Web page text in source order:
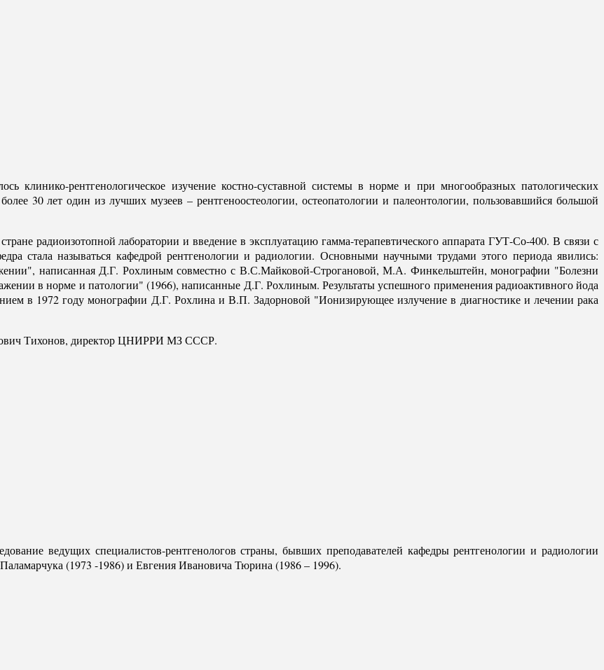
клинико-рентгенологическое изучение костно-суставной системы в норме и при многообразных патологических
30 лет один из лучших музеев – рентгеноостеологии, остеопатологии и палеонтологии, пользовавшийся большой
радиоизотопной лаборатории и введение в эксплуатацию гамма-терапевтического аппарата ГУТ-Со-400. В связи с
стала называться кафедрой рентгенологии и радиологии. Основными научными трудами этого периода явились:
написанная Д.Г. Рохлиным совместно с В.С.Майковой-Строгановой, М.А. Финкельштейн, монографии "Болезни
в норме и патологии" (1966), написанные Д.Г. Рохлиным. Результаты успешного применения радиоактивного йода
в 1972 году монографии Д.Г. Рохлина и В.П. Задорновой "Ионизирующее излучение в диагностике и лечении рака
Тихонов, директор ЦНИРРИ МЗ СССР.
ведущих специалистов-рентгенологов страны, бывших преподавателей кафедры рентгенологии и радиологии
(1973 -1986) и Евгения Ивановича Тюрина (1986 – 1996).